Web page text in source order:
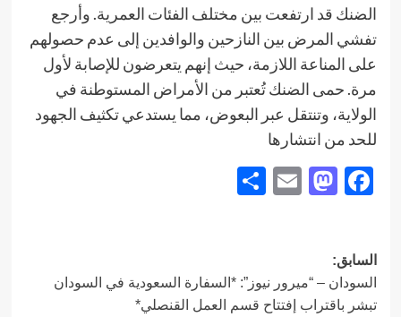
الضنك قد ارتفعت بين مختلف الفئات العمرية. وأرجع
تفشي المرض بين النازحين والوافدين إلى عدم حصولهم
على المناعة اللازمة، حيث إنهم يتعرضون للإصابة لأول
مرة. حمى الضنك تُعتبر من الأمراض المستوطنة في
الولاية، وتنتقل عبر البعوض، مما يستدعي تكثيف الجهود
للحد من انتشارها
Facebook
Mastodon
Email
تصفّح
المقالات
السابق:
السودان – “ميرور نيوز”: *السفارة السعودية في السودان
تبشر باقتراب إفتتاح قسم العمل القنصلي*